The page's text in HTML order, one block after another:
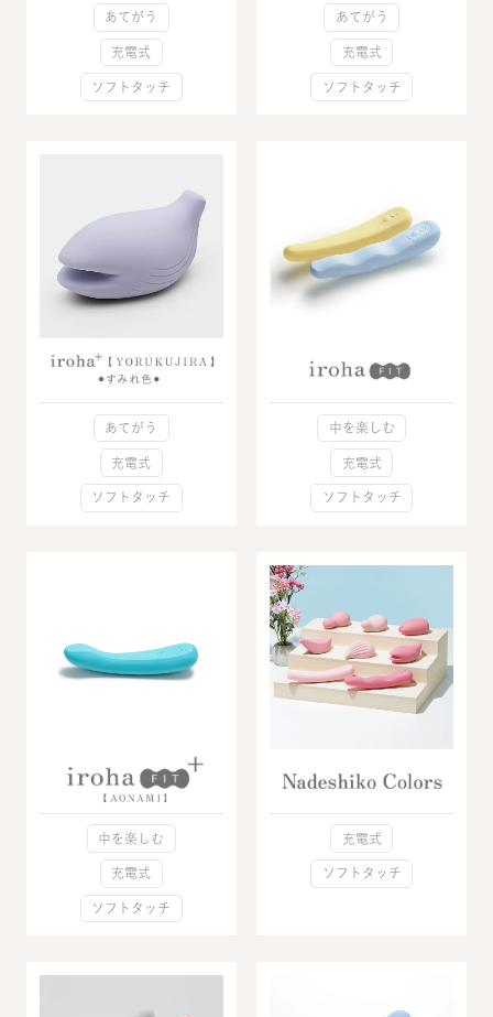
あてがう
充電式
ソフトタッチ
あてがう
充電式
ソフトタッチ
あてがう
充電式
ソフトタッチ
中を楽しむ
充電式
ソフトタッチ
中を楽しむ
充電式
ソフトタッチ
充電式
ソフトタッチ